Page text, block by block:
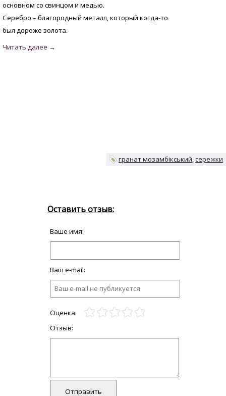
основном со свинцом и медью.
Серебро – благородный металл, который когда-то
был дороже золота.
гранат мозамбікський сережки